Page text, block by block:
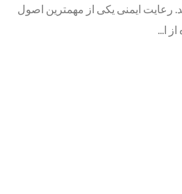
رعایت ایمنی یکی از مهمترین اصول
ا...